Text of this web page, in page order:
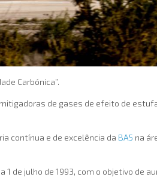
Carbónica”.
de gases de efeito de
contínua e de excelência da BA5 na
de julho de 1993, com o objetivo de